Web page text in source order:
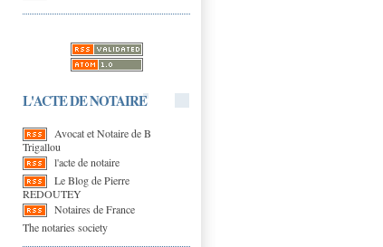
L'ACTE DE NOTAIRE
Avocat et Notaire de B
Trigallou
l'acte de notaire
Le Blog de Pierre
REDOUTEY
Notaires de France
The notaries society